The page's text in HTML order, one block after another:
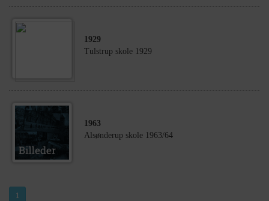
1929
Tulstrup skole 1929
1963
Alsønderup skole 1963/64
1